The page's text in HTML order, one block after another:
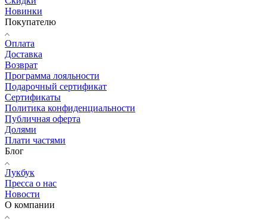
Новинки
Покупателю
Оплата
Доставка
Возврат
Программа лояльности
Подарочный сертификат
Сертификаты
Политика конфиденциальности
Публичная оферта
Долями
Плати частями
Блог
Лукбук
Пресса о нас
Новости
О компании